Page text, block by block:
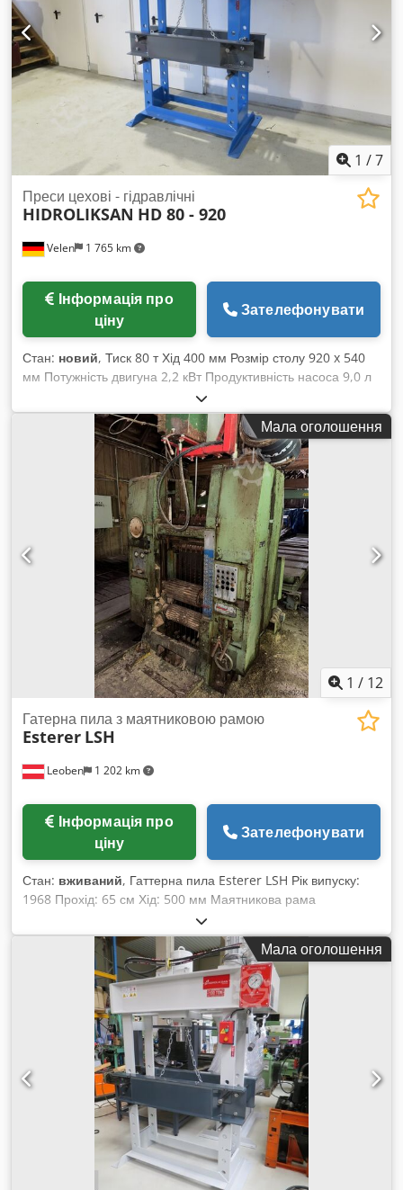
- Висота підкладок для матеріалу регулюється циліндром -
Маркування CE
1 /7
Velen 1 765 km
Преси цехові - гідравлічні
HIDROLIKSAN HD 80 - 920
ціну
Зателефонувати
Стан: новий, Тиск 80 т Хід 400 мм Розмір столу 920 x 540
мм Потужність двигуна 2,2 кВт Продуктивність насоса 9,0 л
Монтажна висота 800 мм Об’єм резервуару 31 л Csdpfjvu E
T Hox Ahzsrf Світла відстань між стійками 920 x 300 мм
Вага машини прибл. 0,725 т Необхідний простір прибл. 1,45
x 0,85 x 2,45 м Ручний та моторизований прес для
майстерні з: - Бокове переміщення циліндра - Хромований
циліндр - Зварна сталева рама - Регулювання тиску -
Індикатор тиску масла - Інструкція з експлуатації - 2 роки
гарантії Інші ширини стійок та монтажні висоти — за
запитом. Завжди кілька пресів у наявності.
Мала оголошення
1 / 12
Leoben 1 202 km
Гатерна пила з маятниковою рамою
Esterer LSH
ціну
Зателефонувати
Стан: вживаний, Гаттерна пила Esterer LSH Рік випуску:
1968 Прохід: 65 см Хід: 500 мм Маятникова рама
Автоматичне регулювання вильоту Гідравлічне підняття
роликів Зі розділовим клином З приводним двигуном З
редуктором З пильними полотнами З гідравлічним
натяжувачем пилки З навішуванням З шаблонами З
затискним візком Weiss HdT-L, рік випуску 1996 (можлива
окрема продажа) Csdjw Dn S Ajpfx Ahzjrf Довгий час не
експлуатувалася і вимагає ретельної перевірки або
капітального ремонту. Місцезнаходження: Австрія, біля
8700 Леобен
Мала оголошення